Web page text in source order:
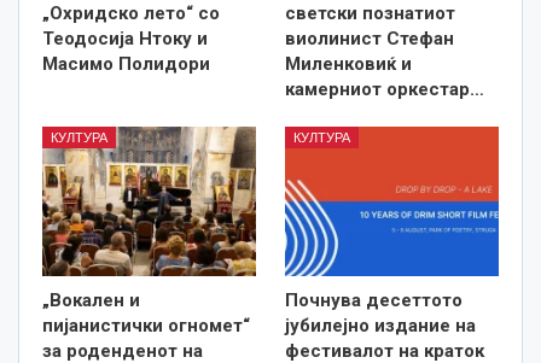
„Охридско лето“ со
Теодосија Нтоку и
Масимо Полидори
светски познатиот
виолинист Стефан
Миленковиќ и
камерниот оркестар…
КУЛТУРА
„Вокален и
пијанистички огномет“
за роденденот на
КУЛТУРА
Почнува десеттото
јубилејно издание на
фестивалот на краток